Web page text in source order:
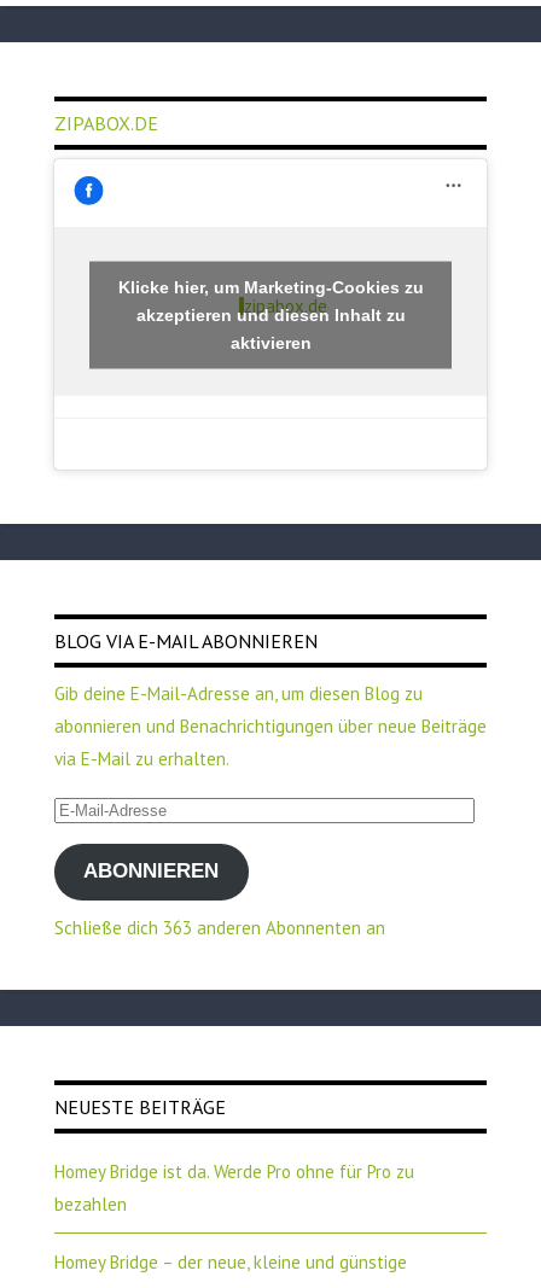
ZIPABOX.DE
zipabox.de
Klicke hier, um Marketing-Cookies zu
akzeptieren und diesen Inhalt zu
aktivieren
BLOG VIA E-MAIL ABONNIEREN
Gib deine E-Mail-Adresse an, um diesen Blog zu
abonnieren und Benachrichtigungen über neue Beiträge
via E-Mail zu erhalten.
E-
Mail-
AdresseABONNIEREN
Schließe dich 363 anderen Abonnenten an
NEUESTE BEITRÄGE
Homey Bridge ist da. Werde Pro ohne für Pro zu
bezahlen
Homey Bridge – der neue, kleine und günstige